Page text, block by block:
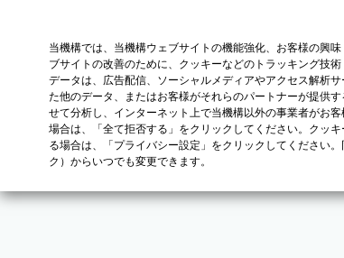
当機構では、当機構ウェブサイトの機能強化、お客様の興
ブサイトの改善のために、クッキーなどのトラッキング技
データは、広告配信、ソーシャルメディアやアクセス解析
た他のデータ、またはお客様がそれらのパートナーが提供
せて分析し、インターネット上で当機構以外の事業者がお
場合は、「全て拒否する」をクリックしてください。クッ
る場合は、「プライバシー設定」をクリックしてください
ク）からいつでも変更できます。